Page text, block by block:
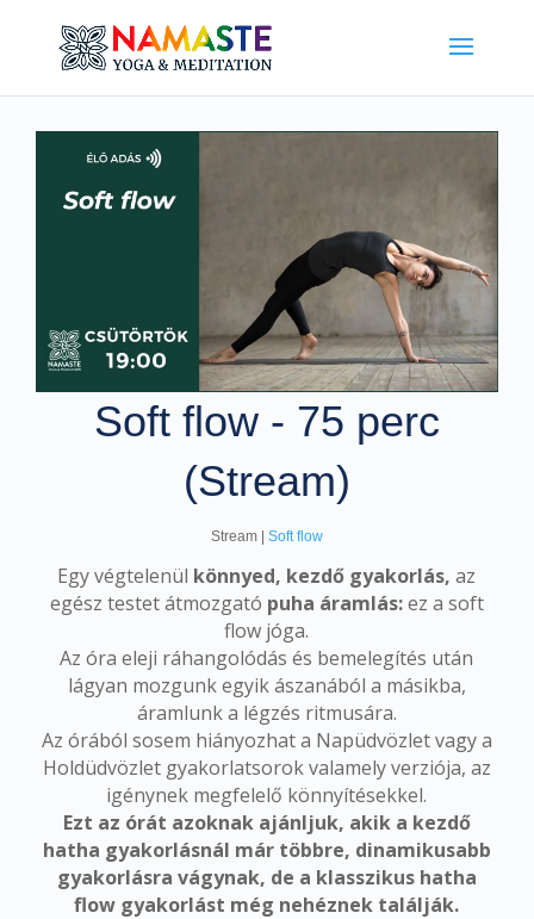
Soft flow - 75 perc
(Stream)
Stream | Soft flow
Egy végtelenül könnyed, kezdő gyakorlás, az
egész testet átmozgató puha áramlás:ez a soft
flow jóga.
Az óra eleji ráhangolódás és bemelegítés után
lágyan mozgunk egyik ászanából a másikba,
áramlunk a légzés ritmusára.
Az órából sosem hiányozhat a Napüdvözlet vagy a
Holdüdvözlet gyakorlatsorok valamely verziója, az
igénynek megfelelő könnyítésekkel.
Ezt az órát azoknak ajánljuk, akik a kezdő
hatha gyakorlásnál már többre, dinamikusabb
gyakorlásra vágynak, de a klasszikus hatha
flow gyakorlást még nehéznek találják.